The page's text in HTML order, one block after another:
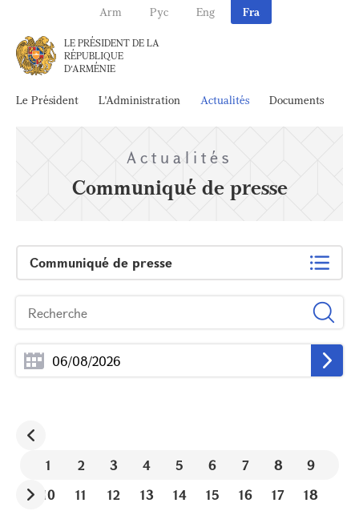
Arm Рус Eng Fra
LE PRÉSIDENT DE LA
RÉPUBLIQUE
D'ARMÉNIE
Le Président L'Administration Actualités Documents
Actualités
Communiqué de presse
Communiqué de presse
1 2 3 4 5 6 7 8
9
10
11 12 13 14 15 16 17
18